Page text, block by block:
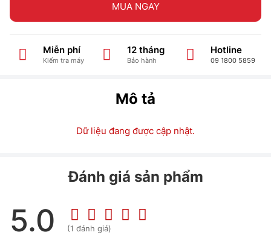
MUA NGAY
Miễn phí
Kiểm tra máy
12 tháng
Bảo hành
Hotline
09 1800 5859
Mô tả
Dữ liệu đang được cập nhật.
Đánh giá sản phẩm
5.0 (1 đánh giá)